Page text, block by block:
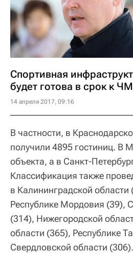
Спортивная
будет готова в срок к
14 апреля 2017, 09:16
В частности, в
получили 4895 гостиниц. В
объекта, а в Санкт-
Классификация также
в Калининградской области
Республике Мордовия (39),
(314), Нижегородской
области (365), Республике
Свердловской области